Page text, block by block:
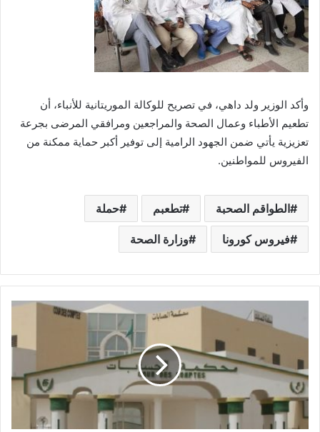
وأكد الوزير ولد داهي، في تصريح للوكالة الموريتانية للأنباء، أن
تطعيم الأطباء وعمال الصحة والمراجعين ومرافقي المرضى بجرعة
تعزيزية يأتي ضمن الجهود الرامية إلى توفير أكبر حماية ممكنة من
الفيروس للمواطنين.
الطواقم الصحبة تطعبم حملة
فيروس كورونا وزارة الصحة